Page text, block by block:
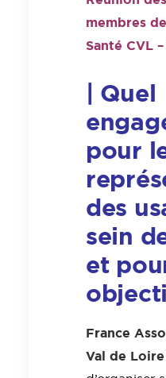
membres
Santé CVL
| Quel
pour
des
sein
et
France
Val de Loire